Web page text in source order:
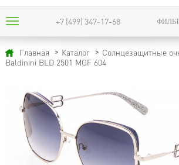
+7 (499) 347-17-68
Главная Каталог Солнцезащитные
Baldinini BLD 2501 MGF 604